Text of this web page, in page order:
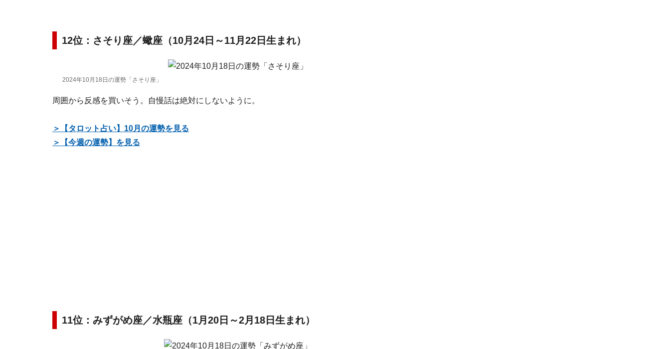
12位：さそり座／蠍座（10月24日～11月22日生まれ）
2024年10月18日の運勢「さそり座」
周囲から反感を買いそう。自慢話は絶対にしないように。
＞【タロット占い】10月の運勢を見る
＞【今週の運勢】を見る
11位：みずがめ座／水瓶座（1月20日～2月18日生まれ）